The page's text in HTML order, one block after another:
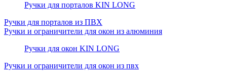
Ручки для порталов KIN LONG
Ручки для порталов из ПВХ
Ручки и ограничители для окон из алюминия
Ручки для окон KIN LONG
Ручки и ограничители для окон из пвх